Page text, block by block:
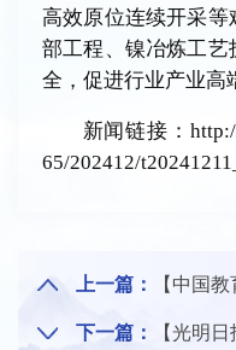
高效原位连续开采
部工程、镍冶炼工艺
全，促进行业产业高
新闻链接：
65/202412/
上一篇： 【中国教育新闻网】东
下一篇： 【光明日报】